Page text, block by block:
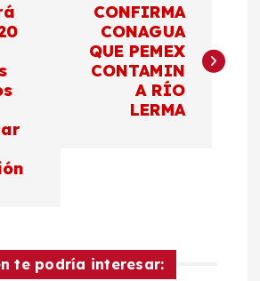
CONFIRMA
CONAGUA
QUE PEMEX
CONTAMIN
A RÍO
LERMA
te podría interesar: